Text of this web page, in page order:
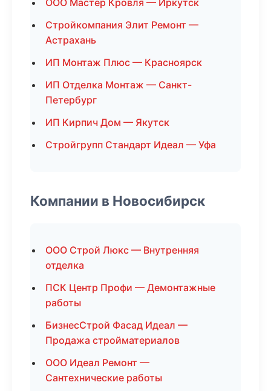
ООО Мастер Кровля — Иркутск
Стройкомпания Элит Ремонт —
Астрахань
ИП Монтаж Плюс — Красноярск
ИП Отделка Монтаж — Санкт-
Петербург
ИП Кирпич Дом — Якутск
Стройгрупп Стандарт Идеал — Уфа
Компании в Новосибирск
ООО Строй Люкс — Внутренняя
отделка
ПСК Центр Профи — Демонтажные
работы
БизнесСтрой Фасад Идеал —
Продажа стройматериалов
ООО Идеал Ремонт —
Сантехнические работы